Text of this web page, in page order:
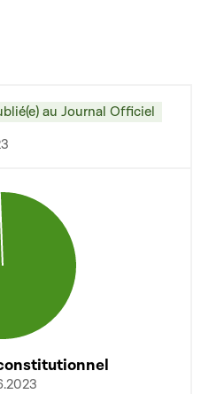
au Journal Officiel